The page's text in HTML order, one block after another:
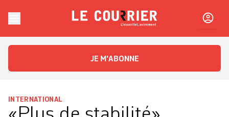
Le CourrierL'essentiel, autrement
JE M'ABONNE
INTERNATIONAL